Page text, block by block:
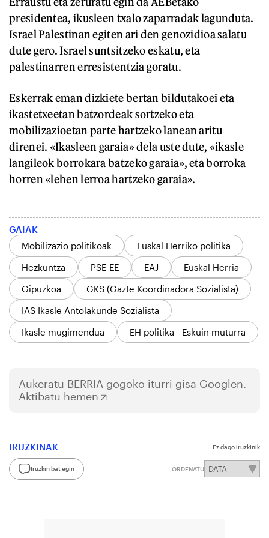
presidentea, ikusleen txalo zaparradak lagunduta.
Israel Palestinan egiten ari den genozidioa salatu
dute gero. Israel suntsitzeko eskatu, eta
palestinarren erresistentzia goratu.
Eskerrak eman dizkiete bertan bildutakoei eta
ikastetxeetan batzordeak sortzeko eta
mobilizazioetan parte hartzeko lanean aritu
direnei. «Ikasleen garaia» dela uste dute, «ikasle
langileok borrokara batzeko garaia», eta borroka
horren «lehen lerroa hartzeko garaia».
GAIAK
Mobilizazio politikoak
Euskal Herriko politika
Hezkuntza
PSE-EE EAJ
Euskal Herria
Gipuzkoa
GKS (Gazte Koordinadora Sozialista)
IAS Ikasle Antolakunde Sozialista
Ikasle mugimendua
EH politika - Eskuin muturra
Aukeratu BERRIA gogoko iturri gisa Googlen.
Aktibatu hemen
IRUZKINAK Ez dago iruzkinik
Iruzkin bat egin ORDENATU